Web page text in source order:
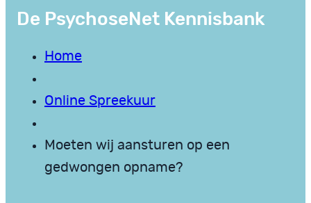
De PsychoseNet Kennisbank
Home
Online Spreekuur
Moeten wij aansturen op een
gedwongen opname?